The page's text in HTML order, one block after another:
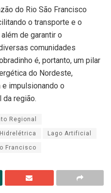
do Rio São Francisco
o transporte e o
de garantir o
comunidades
é, portanto, um pilar
do Nordeste,
impulsionando o
região.
Regional
Lago Artificial
Francisco